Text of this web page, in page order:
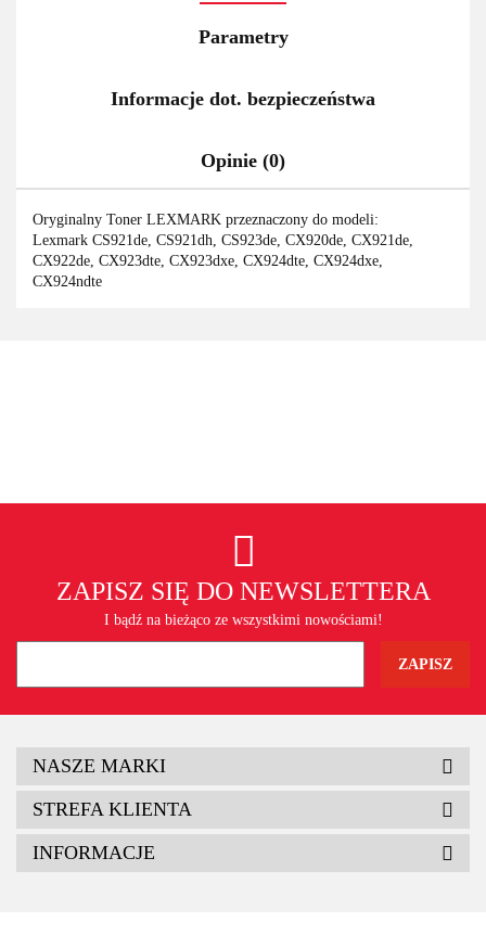
Parametry
Informacje dot. bezpieczeństwa
Opinie (0)
Oryginalny Toner LEXMARK przeznaczony do modeli:
Lexmark CS921de, CS921dh, CS923de, CX920de, CX921de,
CX922de, CX923dte, CX923dxe, CX924dte, CX924dxe,
CX924ndte
ZAPISZ SIĘ DO NEWSLETTERA
I bądź na bieżąco ze wszystkimi nowościami!
NASZE MARKI
STREFA KLIENTA
INFORMACJE